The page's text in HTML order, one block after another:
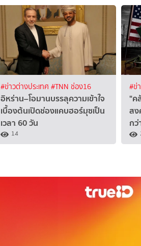
#ข่าวต่างประเทศ #TNN ช่อง16
อิหร่าน–โอมานบรรลุความเข้าใจ
เบื้องต้นเปิดช่องแคบฮอร์มุซเป็น
เวลา 60 วัน
14
#ข่
"ค
สง
กว่